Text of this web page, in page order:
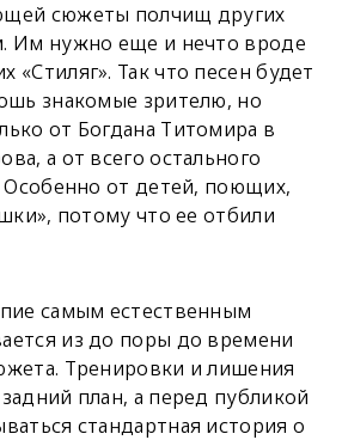
сюжеты полчищ других
Им нужно еще и нечто вроде
«Стиляг». Так что песен будет
знакомые зрителю, но
от Богдана Титомира в
а от всего остального
Особенно от детей, поющих,
потому что ее отбили
самым естественным
из до поры до времени
Тренировки и лишения
план, а перед публикой
стандартная история о